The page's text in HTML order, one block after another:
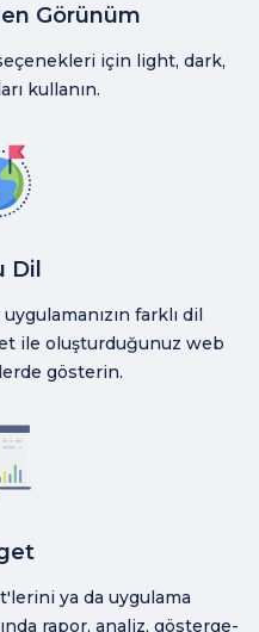
Görünüm
için light, dark,
kullanın.
Dil
uygulamanızın farklı dil
ile oluşturduğunuz web
gösterin.
ya da uygulama
rapor, analiz, gösterge-